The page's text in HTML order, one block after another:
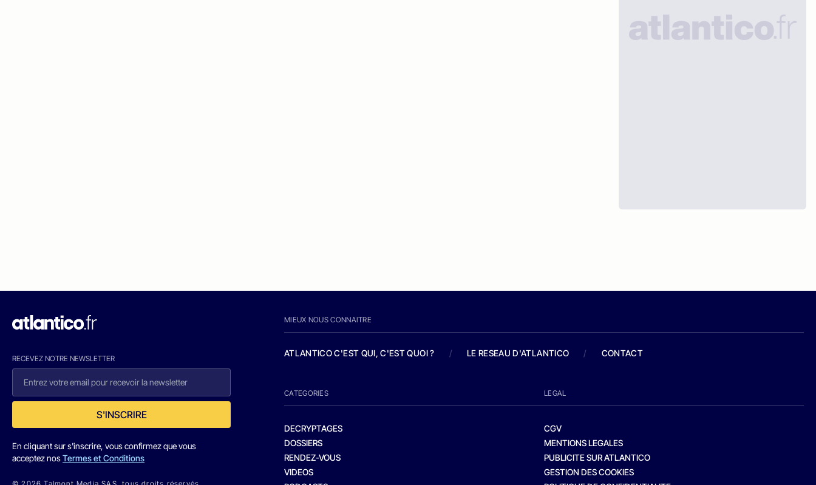
RECEVEZ NOTRE NEWSLETTER
S'INSCRIRE
En cliquant sur s'inscrire, vous confirmez que vous
acceptez nosTermes et Conditions
MIEUX NOUS CONNAITRE
ATLANTICO C'EST QUI, C'EST QUOI ? / LE RESEAU D'ATLANTICO / CONTACT
CATEGORIES
DECRYPTAGES
DOSSIERS
RENDEZ-VOUS
VIDEOS
LEGAL
CGV
MENTIONS LEGALES
PUBLICITE SUR ATLANTICO
GESTION DES COOKIES